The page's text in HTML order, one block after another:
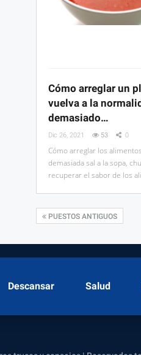
Cómo arreglar un
vuelva a la
demasiado…
Dic 26, 2021 53 0
Cómo arreglar los
demasiada sal a la sopa,
recuperar el sabor de los
PUESTOS ANTIGUOS
Descansar Salud